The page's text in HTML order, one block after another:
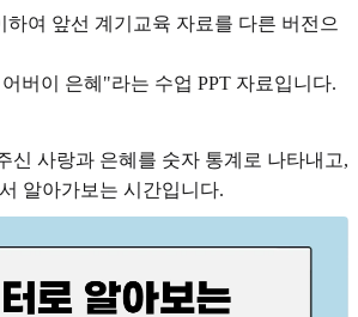
하여 앞선 계기교육 자료를 다른 버전으
버이 은혜"라는 수업 PPT 자료입니다.
신 사랑과 은혜를 숫자 통계로 나타내고,
알아가보는 시간입니다.